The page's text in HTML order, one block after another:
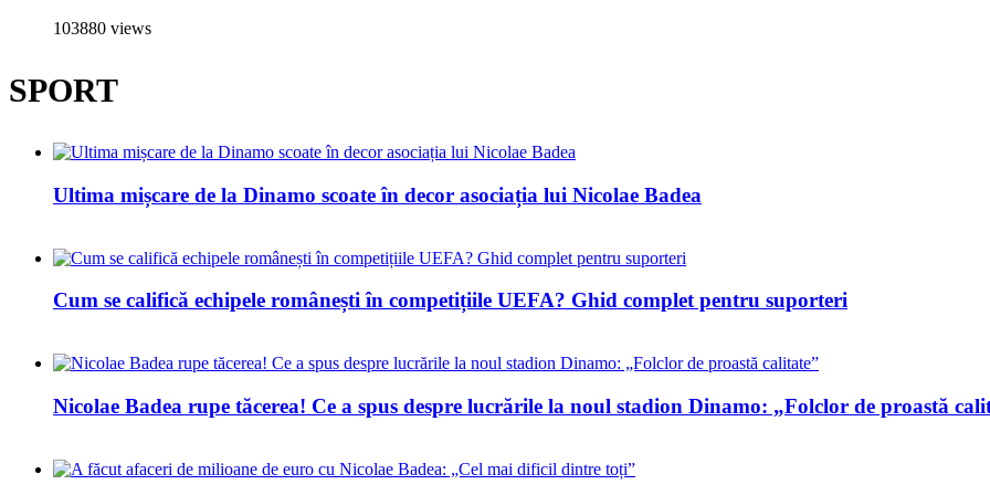
103880 views
SPORT
Ultima mișcare de la Dinamo scoate în decor asociația lui Nicolae Badea
Cum se califică echipele românești în competițiile UEFA? Ghid complet pentru suporteri
Nicolae Badea rupe tăcerea! Ce a spus despre lucrările la noul stadion Dinamo: „Folclor de proastă